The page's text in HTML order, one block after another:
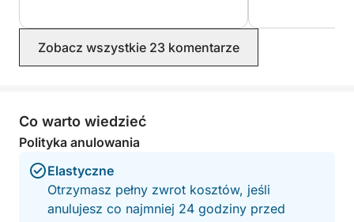
Zobacz wszystkie 23 komentarze
Co warto wiedzieć
Polityka anulowania
Elastyczne
Otrzymasz pełny zwrot kosztów, jeśli
anulujesz co najmniej 24 godziny przed